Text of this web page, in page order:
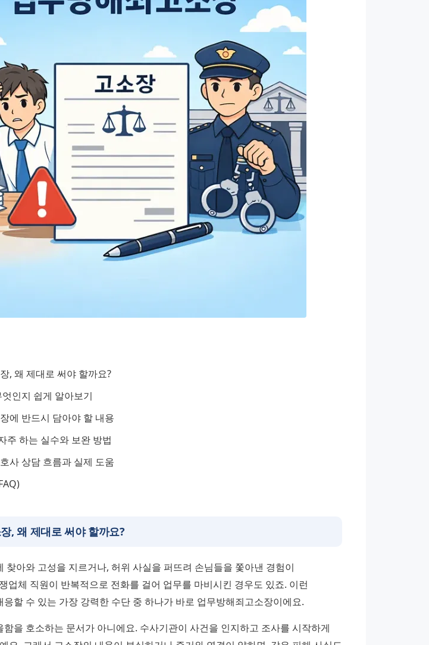
, 왜 제대로 써야 할까요?
인지 쉽게 알아보기
에 반드시 담아야 할 내용
주 하는 실수와 보완 방법
사 상담 흐름과 실제 도움
, 왜 제대로 써야 할까요?
찾아와 고성을 지르거나, 허위 사실을 퍼뜨려 손님들을 쫓아낸 경험이
업체 직원이 반복적으로 전화를 걸어 업무를 마비시킨 경우도 있죠. 이런
응할 수 있는 가장 강력한 수단 중 하나가 바로 업무방해죄고소장이에요.
을 호소하는 문서가 아니에요. 수사기관이 사건을 인지하고 조사를 시작하게